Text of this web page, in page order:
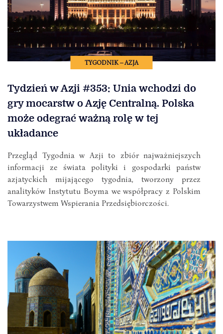
TYGODNIK – AZJA
Tydzień w Azji #353: Unia wchodzi do
gry mocarstw o Azję Centralną. Polska
może odegrać ważną rolę w tej
układance
Przegląd Tygodnia w Azji to zbiór najważniejszych
informacji ze świata polityki i gospodarki państw
azjatyckich mijającego tygodnia, tworzony przez
analityków Instytutu Boyma we współpracy z Polskim
Towarzystwem Wspierania Przedsiębiorczości.